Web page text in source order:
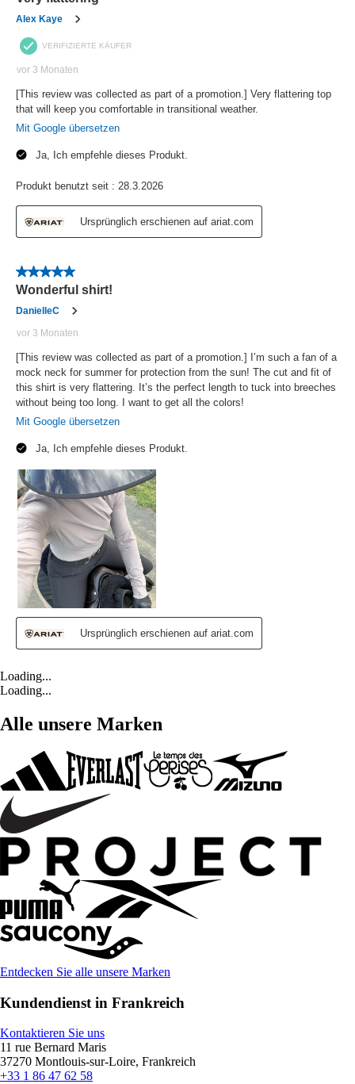
Loading...
Loading...
Alle unsere Marken
Entdecken Sie alle unsere Marken
Kundendienst in Frankreich
Kontaktieren Sie uns
11 rue Bernard Maris
37270 Montlouis-sur-Loire, Frankreich
+33 1 86 47 62 58